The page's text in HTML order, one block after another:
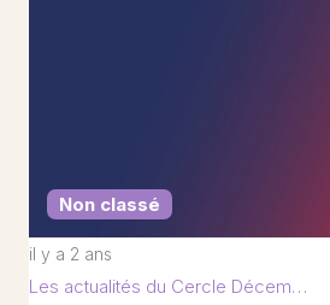
Non classé
il y a 2 ans
Les actualités du Cercle Décem…